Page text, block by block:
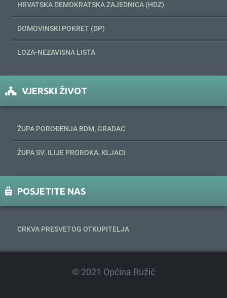
HRVATSKA DEMOKRATSKA ZAJEDNICA (HDZ)
DOMOVINSKI POKRET (DP)
LOZA-NEZAVISNA LISTA
VJERSKI ŽIVOT
ŽUPA POROĐENJA BDM, GRADAC
ŽUPA SV. ILIJE PROROKA, KLJACI
POSJETITE NAS
CRKVA PRESVETOG OTKUPITELJA
© 2021 Općina Ružić